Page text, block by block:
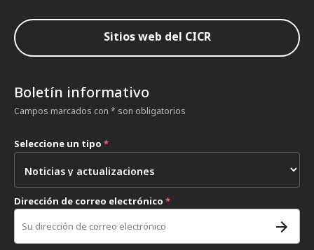
Sitios web del CICR
Boletín informativo
Campos marcados con * son obligatorios
Seleccione un tipo *
Dirección de correo electrónico *